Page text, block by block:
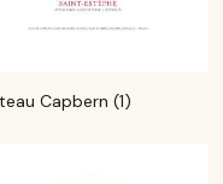
Capbern (1)